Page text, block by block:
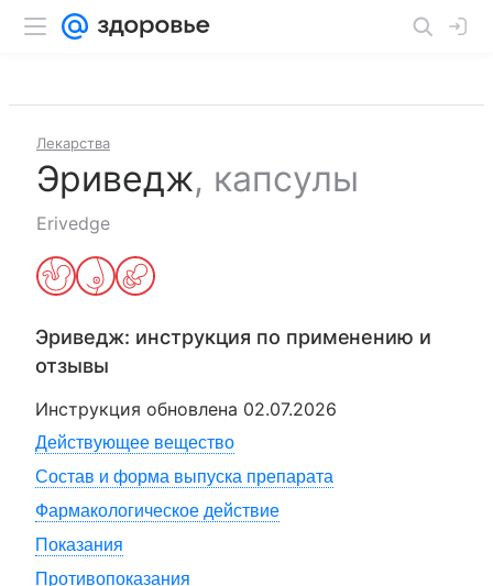
Лекарства
Эриведж, капсулы
Erivedge
Эриведж: инструкция по применению и
отзывы
Инструкция обновлена 02.07.2026
Действующее вещество
Состав и форма выпуска препарата
Фармакологическое действие
Показания
Противопоказания